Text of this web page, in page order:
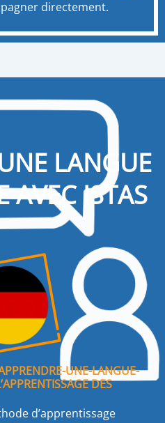
directement.
LANGUE
AVEC ISTAS
UNE-LANGUE-
DES
d’apprentissage